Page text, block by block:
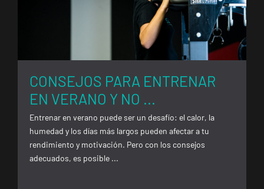
CONSEJOS PARA ENTRENAR
EN VERANO Y NO ...
Entrenar en verano puede ser un desafío: el calor, la
humedad y los días más largos pueden afectar a tu
rendimiento y motivación. Pero con los consejos
adecuados, es posible ...